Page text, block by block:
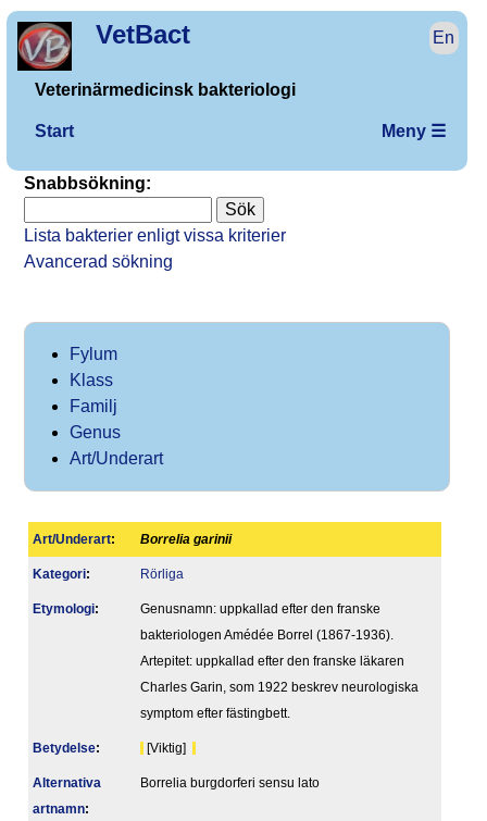
VetBact En
Veterinärmedicinsk bakteriologi
Start Meny ☰
Snabbsökning:
Lista bakterier enligt vissa kriterier
Avancerad sökning
Fylum
Klass
Familj
Genus
Art/Underart
Art/Underart: Borrelia garinii
Kategori: Rörliga
Etymologi:
Genusnamn: uppkallad efter den franske
bakteriologen Amédée Borrel (1867-1936).
Artepitet: uppkallad efter den franske läkaren
Charles Garin, som 1922 beskrev neurologiska
symptom efter fästingbett.
Betydelse: [Viktig]
Alternativa
artnamn:
Borrelia burgdorferi sensu lato